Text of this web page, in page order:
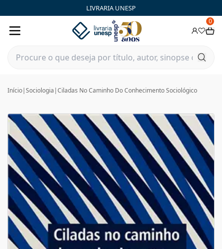
LIVRARIA UNESP
0
Início|Sociologia |Ciladas No Caminho Do Conhecimento Sociológico